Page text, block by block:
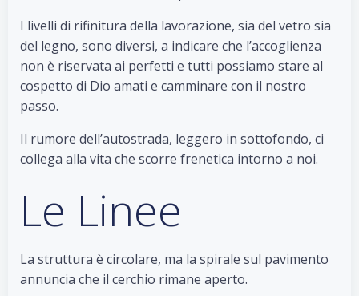
I livelli di rifinitura della lavorazione, sia del vetro sia
del legno, sono diversi, a indicare che l’accoglienza
non è riservata ai perfetti e tutti possiamo stare al
cospetto di Dio amati e camminare con il nostro
passo.
Il rumore dell’autostrada, leggero in sottofondo, ci
collega alla vita che scorre frenetica intorno a noi.
Le Linee
La struttura è circolare, ma la spirale sul pavimento
annuncia che il cerchio rimane aperto.